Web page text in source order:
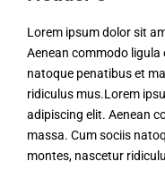
Lorem ipsum dolor sit
Aenean commodo ligula
natoque penatibus et
ridiculus mus.Lorem
adipiscing elit. Aenean
massa. Cum sociis
montes, nascetur